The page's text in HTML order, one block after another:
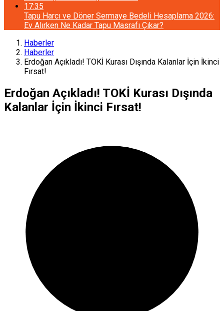
17:35
Tapu Harcı ve Döner Sermaye Bedeli Hesaplama 2026:
Ev Alırken Ne Kadar Tapu Masrafı Çıkar?
Haberler
Haberler
Erdoğan Açıkladı! TOKİ Kurası Dışında Kalanlar İçin İkinci
Fırsat!
Erdoğan Açıkladı! TOKİ Kurası Dışında
Kalanlar İçin İkinci Fırsat!